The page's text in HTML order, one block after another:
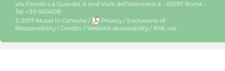
Via Fiorello La Guardia, 6 and Viale dell’Aranciera 4 - 00197 Roma -
Tel. +39 060608
© 2017 Musei in Comune / Privacy / Exclusions of
Responsibility / Credits / Website accessibility / XML-rss